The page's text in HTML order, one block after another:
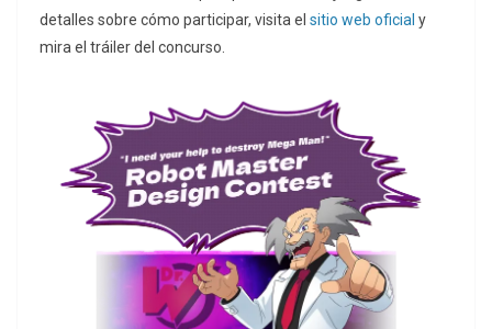
detalles sobre cómo participar, visita el sitio web oficial y
mira el tráiler del concurso.